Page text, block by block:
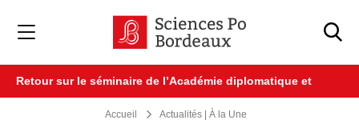
noter
Web
Retour sur le séminaire de l’Académie diplomatique et
Accueil Actualités | À la Une